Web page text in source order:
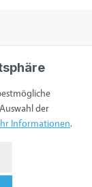
der
Informationen.